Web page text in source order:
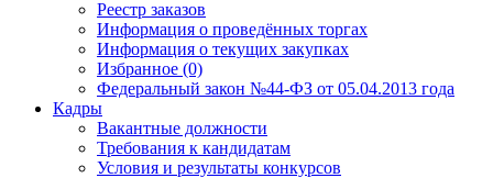
Реестр заказов
Информация о проведённых торгах
Информация о текущих закупках
Избранное (0)
Федеральный закон №44-ФЗ от 05.04.2013 года
Кадры
Вакантные должности
Требования к кандидатам
Условия и результаты конкурсов